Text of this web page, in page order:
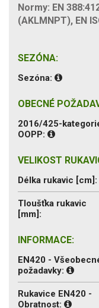
Normy: EN
(AKLMNPT), EN
SEZÓNA:
Sezóna:
OBECNÉ
2016/425-
OOPP:
VELIKOST
Délka rukavic [cm]:
Tloušťka rukavic
[mm]:
INFORMACE:
EN420 -
požadavky:
Rukavice EN420 -
Obratnost: